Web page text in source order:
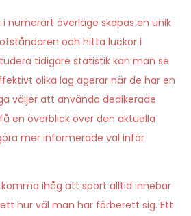
numerärt överläge skapas en unik
och hitta luckor i
tidigare statistik kan man se
olika lag agerar när de har en
väljer att använda dedikerade
en överblick över den aktuella
mer informerade val inför
ihåg att sport alltid innebär
hur väl man har förberett sig. Ett